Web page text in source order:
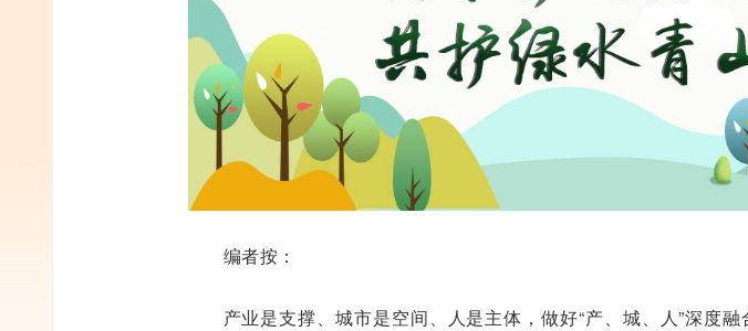
编者按：
产业是支撑、城市是空间、人是主体，做好“产、城、人”深度融